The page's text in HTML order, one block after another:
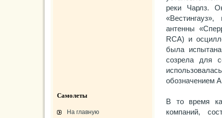
реки Чарлз.
антенны
RCA) и
была
созрела для
обозначением
В то время
компаний,
Самолеты
На главную